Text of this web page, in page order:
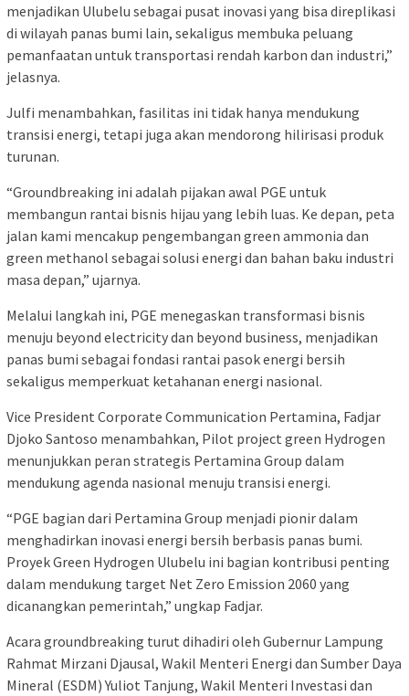
menjadikan Ulubelu sebagai pusat inovasi yang bisa direplikasi
di wilayah panas bumi lain, sekaligus membuka peluang
pemanfaatan untuk transportasi rendah karbon dan industri,”
jelasnya.
Julfi menambahkan, fasilitas ini tidak hanya mendukung
transisi energi, tetapi juga akan mendorong hilirisasi produk
turunan.
“Groundbreaking ini adalah pijakan awal PGE untuk
membangun rantai bisnis hijau yang lebih luas. Ke depan, peta
jalan kami mencakup pengembangan green ammonia dan
green methanol sebagai solusi energi dan bahan baku industri
masa depan,” ujarnya.
Melalui langkah ini, PGE menegaskan transformasi bisnis
menuju beyond electricity dan beyond business, menjadikan
panas bumi sebagai fondasi rantai pasok energi bersih
sekaligus memperkuat ketahanan energi nasional.
Vice President Corporate Communication Pertamina, Fadjar
Djoko Santoso menambahkan, Pilot project green Hydrogen
menunjukkan peran strategis Pertamina Group dalam
mendukung agenda nasional menuju transisi energi.
“PGE bagian dari Pertamina Group menjadi pionir dalam
menghadirkan inovasi energi bersih berbasis panas bumi.
Proyek Green Hydrogen Ulubelu ini bagian kontribusi penting
dalam mendukung target Net Zero Emission 2060 yang
dicanangkan pemerintah,” ungkap Fadjar.
Acara groundbreaking turut dihadiri oleh Gubernur Lampung
Rahmat Mirzani Djausal, Wakil Menteri Energi dan Sumber Daya
Mineral (ESDM) Yuliot Tanjung, Wakil Menteri Investasi dan